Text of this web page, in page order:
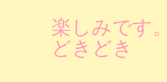
楽しみです。
どきどき